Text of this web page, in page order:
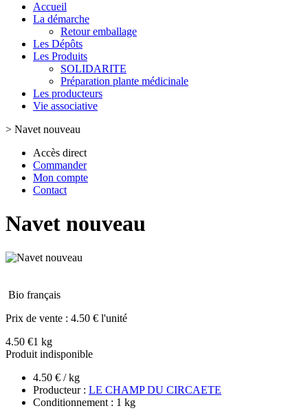
Accueil
La démarche
Retour emballage
Les Dépôts
Les Produits
SOLIDARITE
Préparation plante médicinale
Les producteurs
Vie associative
> Navet nouveau
Accès direct
Commander
Mon compte
Contact
Navet nouveau
Bio français
Prix de vente : 4.50 € l'unité
4.50 €1 kg
Produit indisponible
4.50 € / kg
Producteur : LE CHAMP DU CIRCAETE
Conditionnement : 1 kg